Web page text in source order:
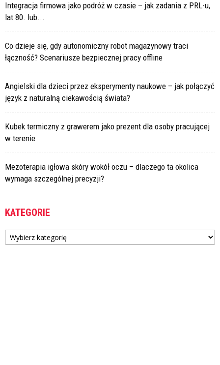
Integracja firmowa jako podróż w czasie – jak zadania z PRL-u,
lat 80. lub...
Co dzieje się, gdy autonomiczny robot magazynowy traci
łączność? Scenariusze bezpiecznej pracy offline
Angielski dla dzieci przez eksperymenty naukowe – jak połączyć
język z naturalną ciekawością świata?
Kubek termiczny z grawerem jako prezent dla osoby pracującej
w terenie
Mezoterapia igłowa skóry wokół oczu – dlaczego ta okolica
wymaga szczególnej precyzji?
KATEGORIE
Kategorie